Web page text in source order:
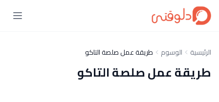
الرئيسية الوسوم طريقة عمل صلصة التاكو
طريقة عمل صلصة التاكو